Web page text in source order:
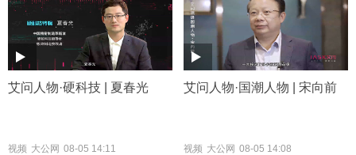
艾问人物·硬科技 | 夏春光
视频 大公网 08-05 14:11
艾问人物·国潮人物 | 宋向前
视频 大公网 08-05 14:08